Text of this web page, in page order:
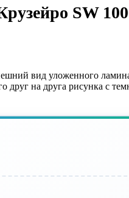
SW
вид уложенного
друг на друга рисунка с